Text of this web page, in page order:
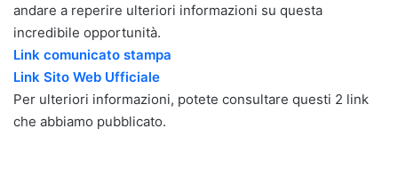
andare a reperire ulteriori informazioni su questa
incredibile opportunità.
Link comunicato stampa
Link Sito Web Ufficiale
Per ulteriori informazioni, potete consultare questi 2 link
che abbiamo pubblicato.